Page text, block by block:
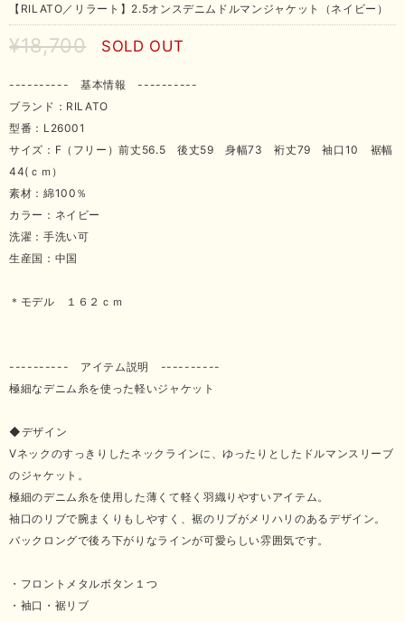
【RILATO／リラート】2.5オンスデニムドルマンジャケット（ネイビー）
¥18,700 SOLD OUT
---------- 基本情報 ----------
ブランド：RILATO
型番：L26001
サイズ：F（フリー）前丈56.5 後丈59 身幅73 裄丈79 袖口10 裾幅
44(ｃｍ）
素材：綿100％
カラー：ネイビー
洗濯：手洗い可
生産国：中国
＊モデル １６２ｃｍ
---------- アイテム説明 ----------
極細なデニム糸を使った軽いジャケット
◆デザイン
Vネックのすっきりしたネックラインに、ゆったりとしたドルマンスリーブ
のジャケット。
極細のデニム糸を使用した薄くて軽く羽織りやすいアイテム。
袖口のリブで腕まくりもしやすく、裾のリブがメリハリのあるデザイン。
バックロングで後ろ下がりなラインが可愛らしい雰囲気です。
・フロントメタルボタン１つ
・袖口・裾リブ